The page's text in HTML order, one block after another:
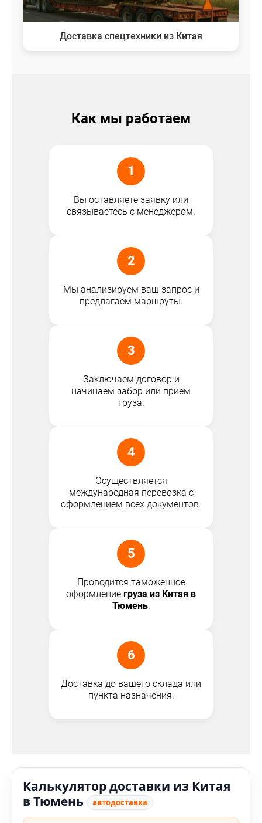
Доставка спецтехники из Китая
Как мы работаем
1
Вы оставляете заявку или
связываетесь с менеджером.
2
Мы анализируем ваш запрос и
предлагаем маршруты.
3
Заключаем договор и
начинаем забор или прием
груза.
4
Осуществляется
международная перевозка с
оформлением всех документов.
5
Проводится таможенное
оформление груза из Китая в
Тюмень.
6
Доставка до вашего склада или
пункта назначения.
Калькулятор доставки из Китая
в Тюмень
автодоставка